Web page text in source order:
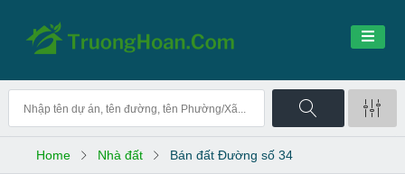
Home Nhà đất Bán đất Đường số 34